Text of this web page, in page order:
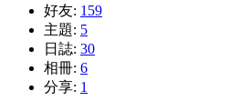
好友: 159
主題: 5
日誌: 30
相冊: 6
分享: 1